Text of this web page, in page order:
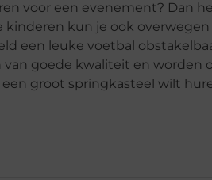
voor een evenement? Dan
kun je ook
een leuke voetbal
van goede kwaliteit en
groot springkasteel wilt